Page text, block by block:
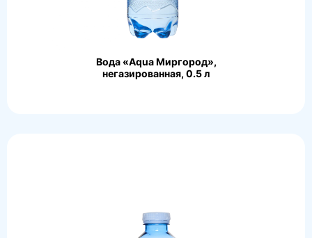
Вода «Aqua Миргород»,
негазированная, 0.5 л